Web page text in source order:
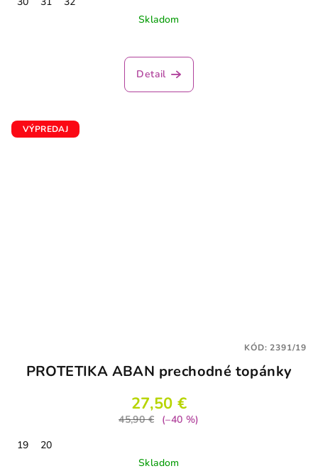
Skladom
Detail
VÝPREDAJ
PROTETIKA ABAN prechodné topánky
27,50 €
45,90 €
(–40 %)
19
20
Skladom
KÓD:2391/19